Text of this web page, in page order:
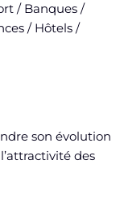
/ Banques /
/ Hôtels /
son évolution
des